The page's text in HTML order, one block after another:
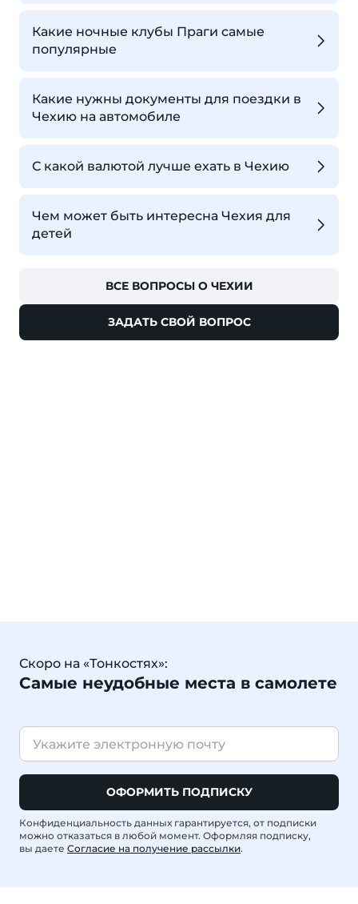
Какие ночные клубы Праги самые
популярные
Какие нужны документы для поездки в
Чехию на автомобиле
С какой валютой лучше ехать в Чехию
Чем может быть интересна Чехия для
детей
ВСЕ ВОПРОСЫ О ЧЕХИИ
ЗАДАТЬ СВОЙ ВОПРОС
Скоро на «Тонкостях»:
Самые неудобные места в самолете
ОФОРМИТЬ ПОДПИСКУ
Конфиденциальность данных гарантируется, от подписки
можно отказаться в любой момент. Оформляя подписку,
вы даете Согласие на получение рассылки.